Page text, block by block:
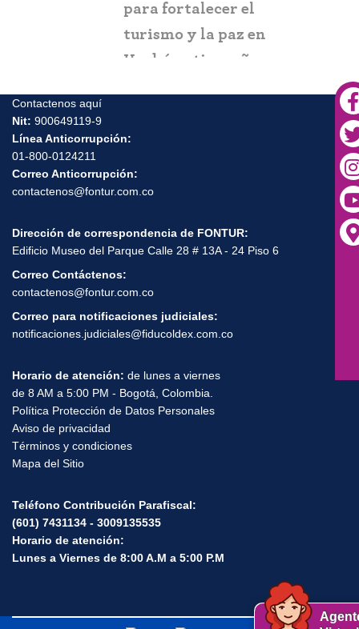
para fortalecer el
turismo y la paz en el
Urabá antioqueño
Contactenos aquí
Nit:900649119-9
Línea Anticorrupción:
01-800-0124211
Correo Anticorrupción:
Dirección de correspondencia de FONTUR:
Correo Contáctenos:
Correo para notificaciones judiciales:
Horario de atención:de lunes a viernes
de 8 AM a 5:00 PM - Bogotá, Colombia.
Política Protección de Datos Personales
Aviso de privacidad
Términos y condiciones
Teléfono Contribución Parafiscal:
(601) 7431134 - 3009135535
Horario de atención: